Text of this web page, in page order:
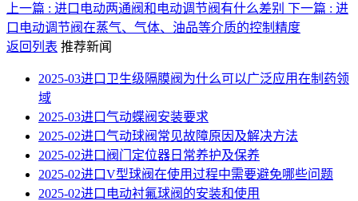
上一篇 : 进口电动两通阀和电动调节阀有什么差别 下一篇 : 进
口电动调节阀在蒸气、气体、油品等介质的控制精度
返回列表 推荐新闻
2025-03进口卫生级隔膜阀为什么可以广泛应用在制药领
域
2025-03进口气动蝶阀安装要求
2025-02进口气动球阀常见故障原因及解决方法
2025-02进口阀门定位器日常养护及保养
2025-02进口V型球阀在使用过程中需要避免哪些问题
2025-02进口电动衬氟球阀的安装和使用